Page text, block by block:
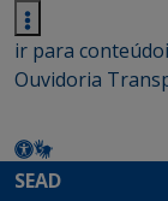
ir para conteúdo
Ouvidoria
SEAD